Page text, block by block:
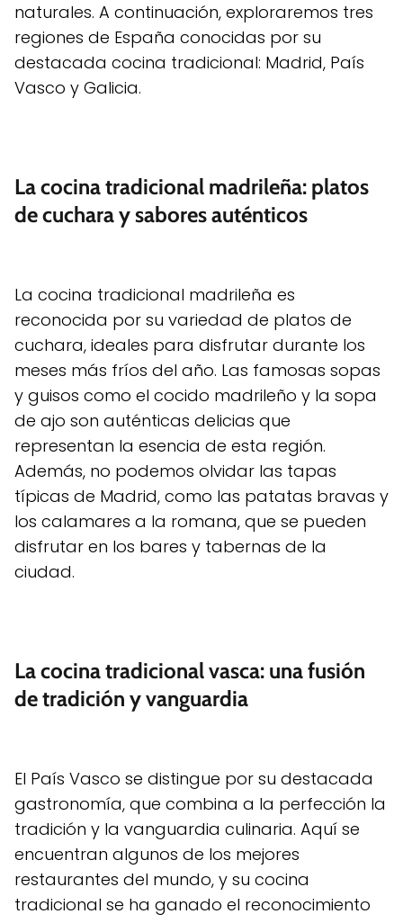
naturales. A continuación, exploraremos tres
regiones de España conocidas por su
destacada cocina tradicional: Madrid, País
Vasco y Galicia.
La cocina tradicional madrileña: platos
de cuchara y sabores auténticos
La cocina tradicional madrileña es
reconocida por su variedad de platos de
cuchara, ideales para disfrutar durante los
meses más fríos del año. Las famosas sopas
y guisos como el cocido madrileño y la sopa
de ajo son auténticas delicias que
representan la esencia de esta región.
Además, no podemos olvidar las tapas
típicas de Madrid, como las patatas bravas y
los calamares a la romana, que se pueden
disfrutar en los bares y tabernas de la
ciudad.
La cocina tradicional vasca: una fusión
de tradición y vanguardia
El País Vasco se distingue por su destacada
gastronomía, que combina a la perfección la
tradición y la vanguardia culinaria. Aquí se
encuentran algunos de los mejores
restaurantes del mundo, y su cocina
tradicional se ha ganado el reconocimiento